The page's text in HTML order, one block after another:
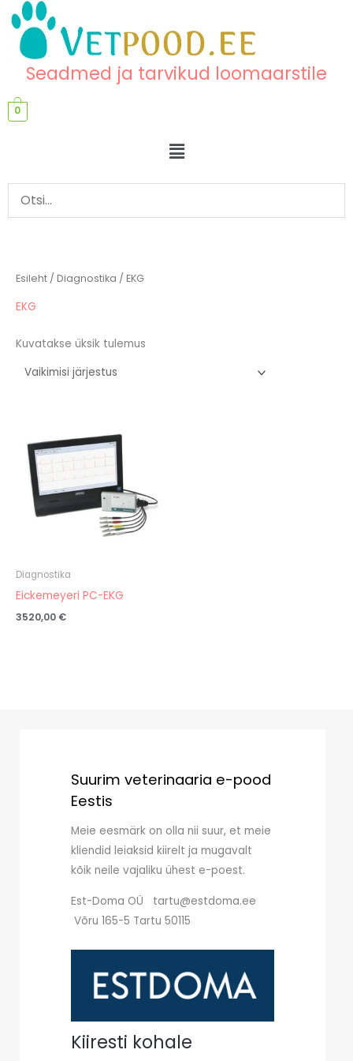
content
content
Seadmed ja tarvikud loomaarstile
0
Menu
Esileht / Diagnostika / EKG
EKG
Kuvatakse üksik tulemus
Diagnostika
Eickemeyeri PC-EKG
3520,00 €
Suurim veterinaaria e-pood
Eestis
Meie eesmärk on olla nii suur, et meie
kliendid leiaksid kiirelt ja mugavalt
kõik neile vajaliku ühest e-poest.
Est-Doma OÜ tartu@estdoma.ee
Võru 165-5 Tartu 50115
Kiiresti kohale